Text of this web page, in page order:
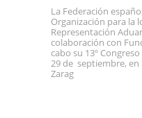
La Federación
Organización para la
Representación
colaboración con
cabo su 13º
29 de septiembre,
Zarag